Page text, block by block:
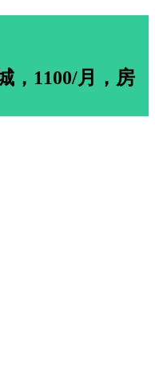
，1100/月，房